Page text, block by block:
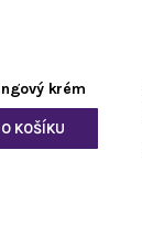
krém